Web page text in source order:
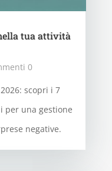
tua attività
0
scopri i 7
per una gestione
negative.